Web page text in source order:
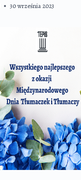
30 września 2023